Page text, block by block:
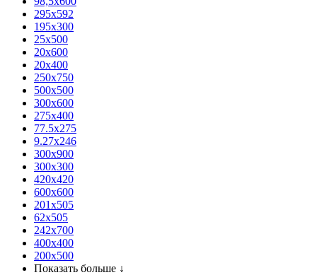
295x592
195х300
25x500
20х600
20х400
250x750
500x500
300x600
275x400
77.5х275
9.27x246
300x900
300x300
420х420
600х600
201х505
62х505
242х700
400х400
200х500
Показать больше ↓